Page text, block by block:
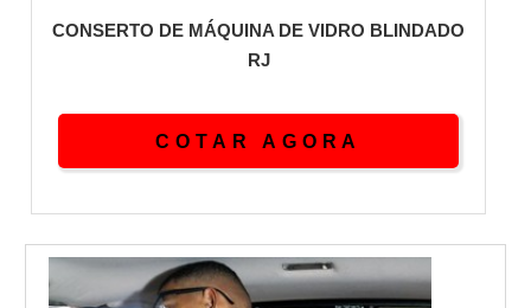
CONSERTO DE MÁQUINA DE VIDRO BLINDADO
RJ
COTAR AGORA